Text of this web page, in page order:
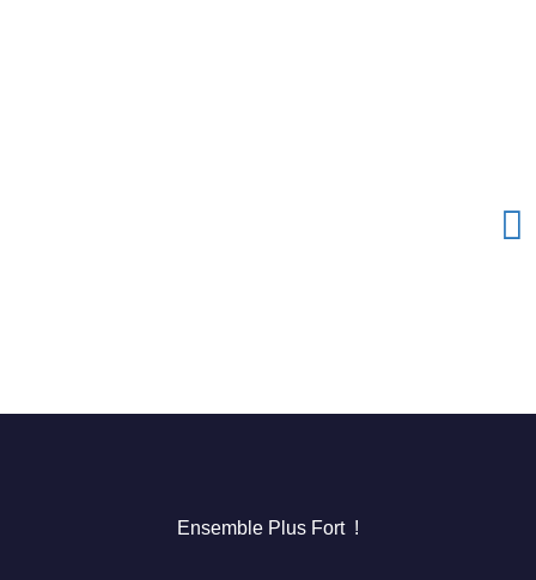
Ensemble Plus Fort !